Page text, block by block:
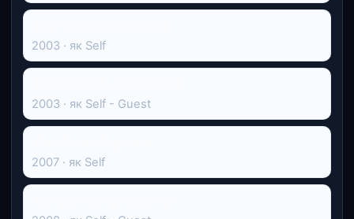
2003 · як Self
2003 · як Self - Guest
2007 · як Self